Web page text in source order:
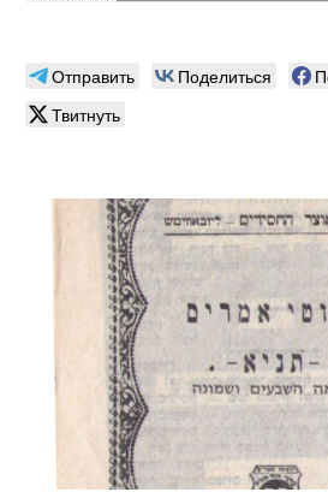
Отправить Поделиться
Твитнуть